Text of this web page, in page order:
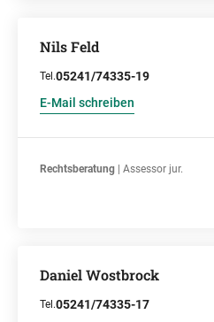
Nils Feld
Tel.05241/74335-19
E-Mail schreiben
Rechtsberatung | Assessor jur.
Daniel Wostbrock
Tel.05241/74335-17